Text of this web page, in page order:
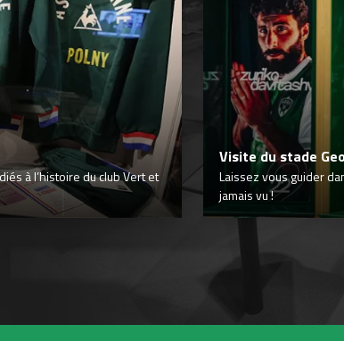
à l’histoire du club Vert et
Visite du stade
Laissez vous guider
jamais vu !